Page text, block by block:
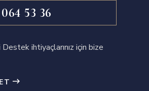
53 36
ihtiyaçlarınız için bize